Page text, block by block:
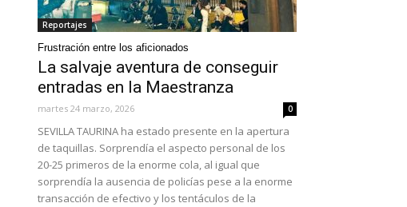
Reportajes
Frustración entre los aficionados
La salvaje aventura de conseguir
entradas en la Maestranza
martes 24 marzo, 2026 0
SEVILLA TAURINA ha estado presente en la apertura
de taquillas. Sorprendía el aspecto personal de los
20-25 primeros de la enorme cola, al igual que
sorprendía la ausencia de policías pese a la enorme
transacción de efectivo y los tentáculos de la